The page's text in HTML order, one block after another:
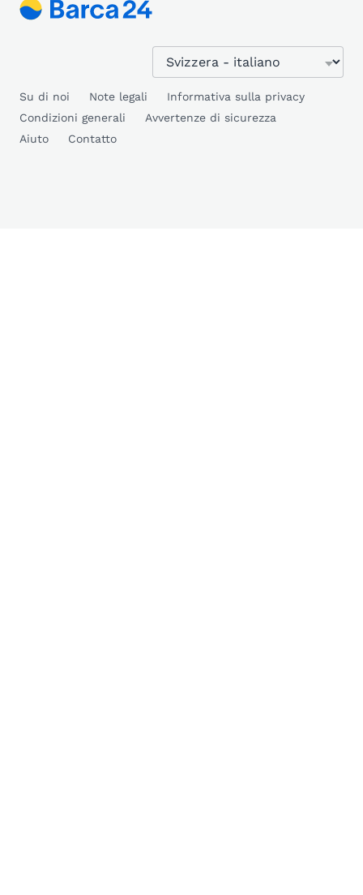
Su di noi Note legali
Informativa sulla privacy
Condizioni generali
Avvertenze di sicurezza
Aiuto
Contatto